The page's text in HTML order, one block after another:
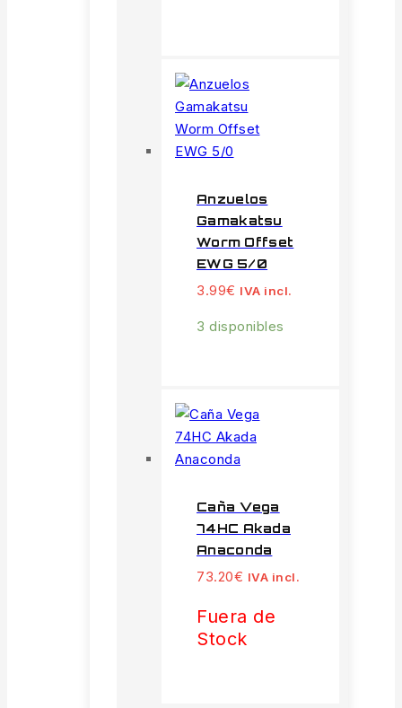
Anzuelos
Gamakatsu
Worm Offset
EWG 5/0
3.99€ IVA incl.
3 disponibles
Caña Vega
74HC Akada
Anaconda
73.20€ IVA incl.
Fuera de
Stock